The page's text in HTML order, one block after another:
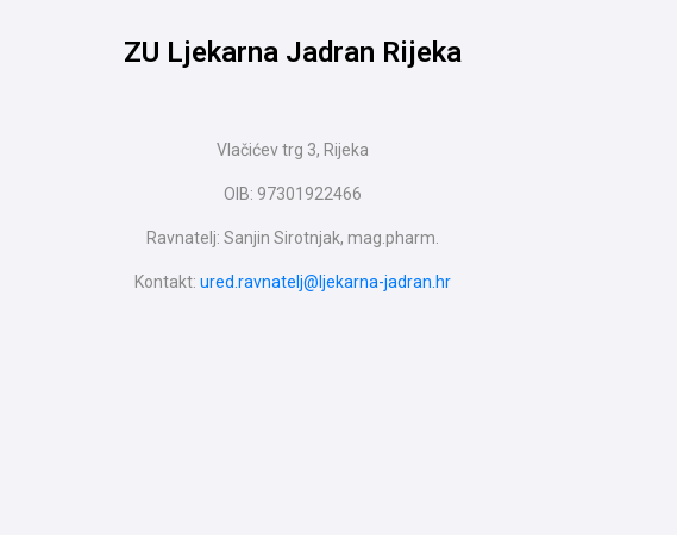
ZU Ljekarna Jadran Rijeka
Vlačićev trg 3, Rijeka
OIB: 97301922466
Ravnatelj: Sanjin Sirotnjak, mag.pharm.
Kontakt: ured.ravnatelj@ljekarna-jadran.hr